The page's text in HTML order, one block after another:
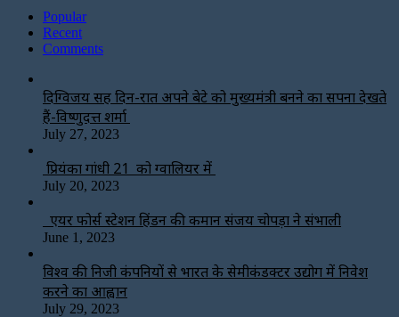
Popular
Recent
Comments
दिग्विजय सिंह दिन-रात अपने बेटे को मुख्यमंत्री बनने का सपना देखते
हैं-विष्णुदत्त शर्मा
July 27, 2023
प्रियंका गांधी 21 को ग्वालियर में
July 20, 2023
एयर फोर्स स्टेशन हिंडन की कमान संजय चोपड़ा ने संभाली
June 1, 2023
विश्‍व की निजी कंपनियों से भारत के सेमीकंडक्टर उद्योग में निवेश
करने का आह्वान
July 29, 2023